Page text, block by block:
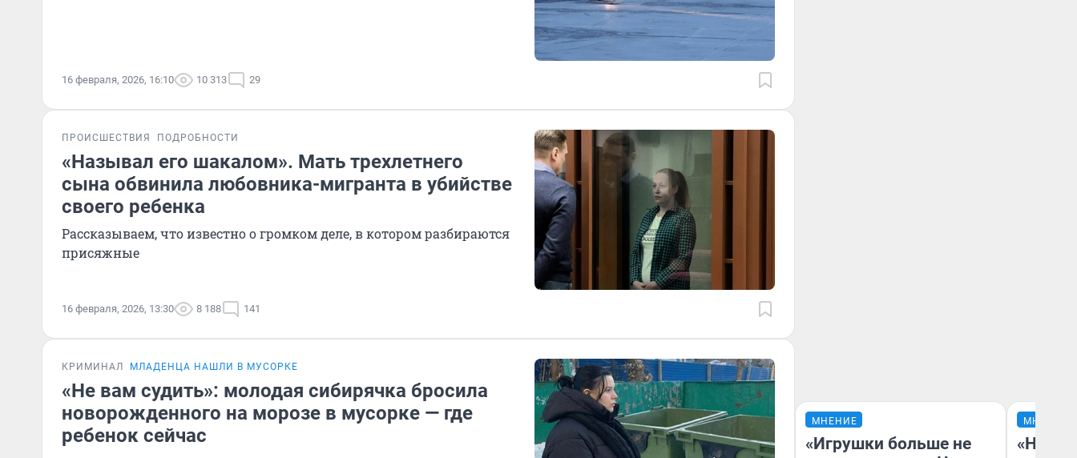
16 февраля, 2026, 16:10 10 313 29
ПРОИСШЕСТВИЯ ПОДРОБНОСТИ
«Называл его шакалом». Мать трехлетнего
сына обвинила любовника-мигранта в убийстве
своего ребенка
Рассказываем, что известно о громком деле, в котором разбираются
присяжные
16 февраля, 2026, 13:30 8 188 141
КРИМИНАЛ МЛАДЕНЦА НАШЛИ В МУСОРКЕ
«Не вам судить»: молодая сибирячка бросила
новорожденного на морозе в мусорке — где
ребенок сейчас
МНЕНИЕ
«Игрушки больше не
МНЕНИЕ